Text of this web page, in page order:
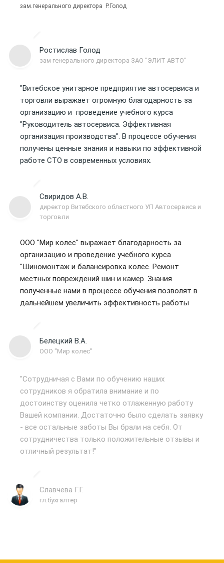
зам.генерального директора Р.Голод
Ростислав Голод
зам генерального директора ЗАО "ЭЛИТ АВТО"
"Витебское унитарное предприятие автосервиса и
торговли выражает огромную благодарность за
организацию и проведение учебного курса
"Руководитель автосервиса. Эффективная
организация производства". В процессе обучения
получены ценные знания и навыки по эффективной
работе СТО в современных условиях.
Свиридов А.В.
директор Витебского областного УП Автосервиса и
торговли
ООО "Мир колес" выражает благодарность за
организацию и проведение учебного курса
"Шиномонтаж и балансировка колес. Ремонт
местных повреждений шин и камер. Знания
полученные нами в процессе обучения позволят в
дальнейшем увеличить эффективность работы
Белецкий В.А.
ООО "Мир колес"
"Сотрудничая с Вами по обучению наших
сотрудников я обратила внимание и по
достоинству оценила четко отлаженную работу
Вашей компании. Достаточно было сделать заявку
- все остальные заботы Вы брали на себя. От
сотрудничества только положительные отзывы и
отличный результат!"
Славчева Г.Г.
гл.бухгалтер